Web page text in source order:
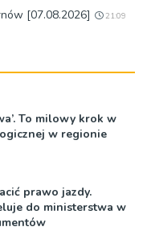
[07.08.2026] 21:09
To milowy krok w
w regionie
prawo jazdy.
do ministerstwa w